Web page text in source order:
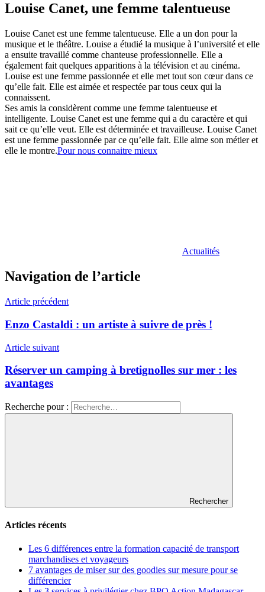
Louise Canet, une femme talentueuse
Louise Canet est une femme talentueuse. Elle a un don pour la
musique et le théâtre. Louise a étudié la musique à l’université et elle
a ensuite travaillé comme chanteuse professionnelle. Elle a
également fait quelques apparitions à la télévision et au cinéma.
Louise est une femme passionnée et elle met tout son cœur dans ce
qu’elle fait. Elle est aimée et respectée par tous ceux qui la
connaissent.
Ses amis la considèrent comme une femme talentueuse et
intelligente. Louise Canet est une femme qui a du caractère et qui
sait ce qu’elle veut. Elle est déterminée et travailleuse. Louise Canet
est une femme passionnée par ce qu’elle fait. Elle aime son métier et
elle le montre.Pour nous connaitre mieux
Actualités
Navigation de l’article
Article précédent
Enzo Castaldi : un artiste à suivre de près !
Article suivant
Réserver un camping à bretignolles sur mer : les
avantages
Recherche pour :
Rechercher
Articles récents
Les 6 différences entre la formation capacité de transport
marchandises et voyageurs
7 avantages de miser sur des goodies sur mesure pour se
différencier